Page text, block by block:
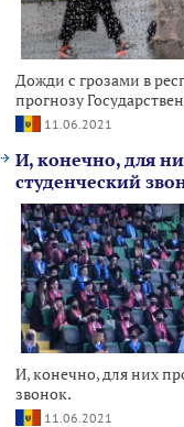
Дожди с грозами в
прогнозу
11.06.2021
И, конечно, для
студенческий
И, конечно, для них
звонок.
11.06.2021